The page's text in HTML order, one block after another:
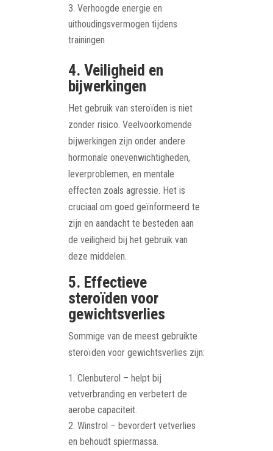
Verhoogde energie en
uithoudingsvermogen tijdens
trainingen
4. Veiligheid en
bijwerkingen
Het gebruik van steroïden is niet
zonder risico. Veelvoorkomende
bijwerkingen zijn onder andere
hormonale onevenwichtigheden,
leverproblemen, en mentale
effecten zoals agressie. Het is
cruciaal om goed geïnformeerd te
zijn en aandacht te besteden aan
de veiligheid bij het gebruik van
deze middelen.
5. Effectieve
steroïden voor
gewichtsverlies
Sommige van de meest gebruikte
steroïden voor gewichtsverlies zijn:
Clenbuterol – helpt bij
vetverbranding en verbetert de
aerobe capaciteit.
Winstrol – bevordert vetverlies
en behoudt spiermassa.